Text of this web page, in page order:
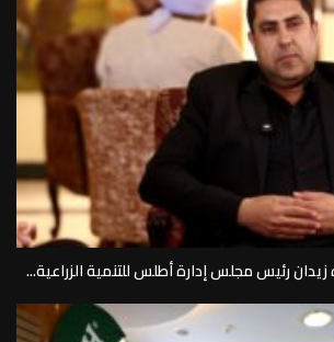
رئيس مجلس إدارة أطلس للتنمية الزراعية...